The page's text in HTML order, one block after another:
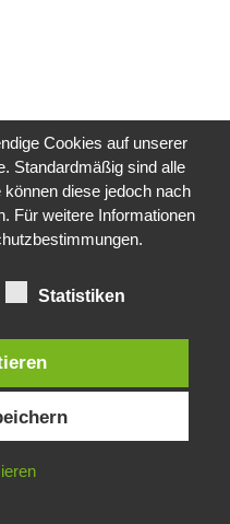
die weitere Nutzung dieser
Cookies zu.
Cookies auf unserer
Standardmäßig sind alle
diese jedoch nach
Für weitere Informationen
Statistiken